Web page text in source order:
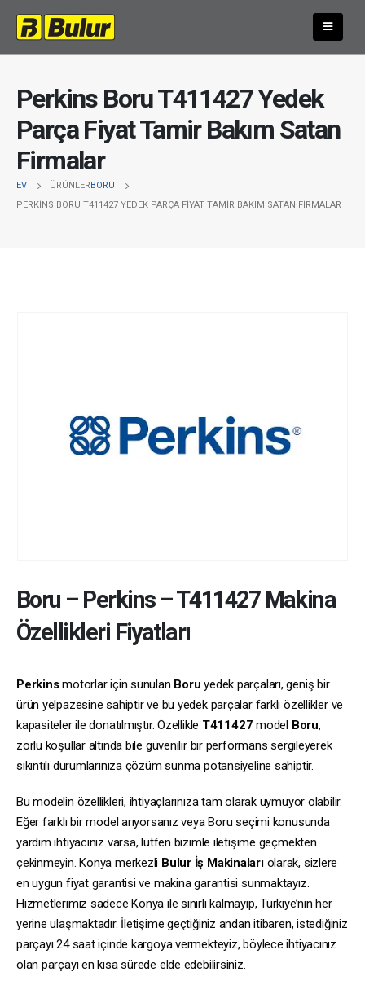
Perkins Boru T411427 Yedek
Parça Fiyat Tamir Bakım Satan
Firmalar
EV ÜRÜNLERBORU
PERKINS BORU T411427 YEDEK PARÇA FIYAT TAMIR BAKIM SATAN FIRMALAR
Boru – Perkins–T411427Makina
Özellikleri Fiyatları
Perkinsmotorlar için sunulan Boru yedek parçaları, geniş bir
ürün yelpazesine sahiptir ve bu yedek parçalar farklı özellikler ve
kapasiteler ile donatılmıştır. Özellikle T411427 model Boru,
zorlu koşullar altında bile güvenilir bir performans sergileyerek
sıkıntılı durumlarınıza çözüm sunma potansiyeline sahiptir.
Bu modelin özellikleri, ihtiyaçlarınıza tam olarak uymuyor olabilir.
Eğer farklı bir model arıyorsanız veya Boru seçimi konusunda
yardım ihtiyacınız varsa, lütfen bizimle iletişime geçmekten
çekinmeyin. Konya merkezli Bulur İş Makinalarıolarak, sizlere
en uygun fiyat garantisi ve makina garantisi sunmaktayız.
Hizmetlerimiz sadece Konya ile sınırlı kalmayıp, Türkiye’nin her
yerine ulaşmaktadır. İletişime geçtiğiniz andan itibaren, istediğiniz
parçayı 24 saat içinde kargoya vermekteyiz, böylece ihtiyacınız
olan parçayı en kısa sürede elde edebilirsiniz.